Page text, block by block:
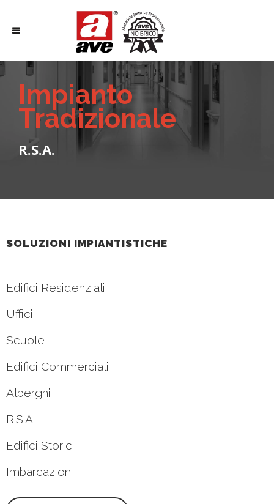
Impianto
Tradizionale
R.S.A.
SOLUZIONI IMPIANTISTICHE
Edifici Residenziali
Uffici
Scuole
Edifici Commerciali
Alberghi
R.S.A.
Edifici Storici
Imbarcazioni